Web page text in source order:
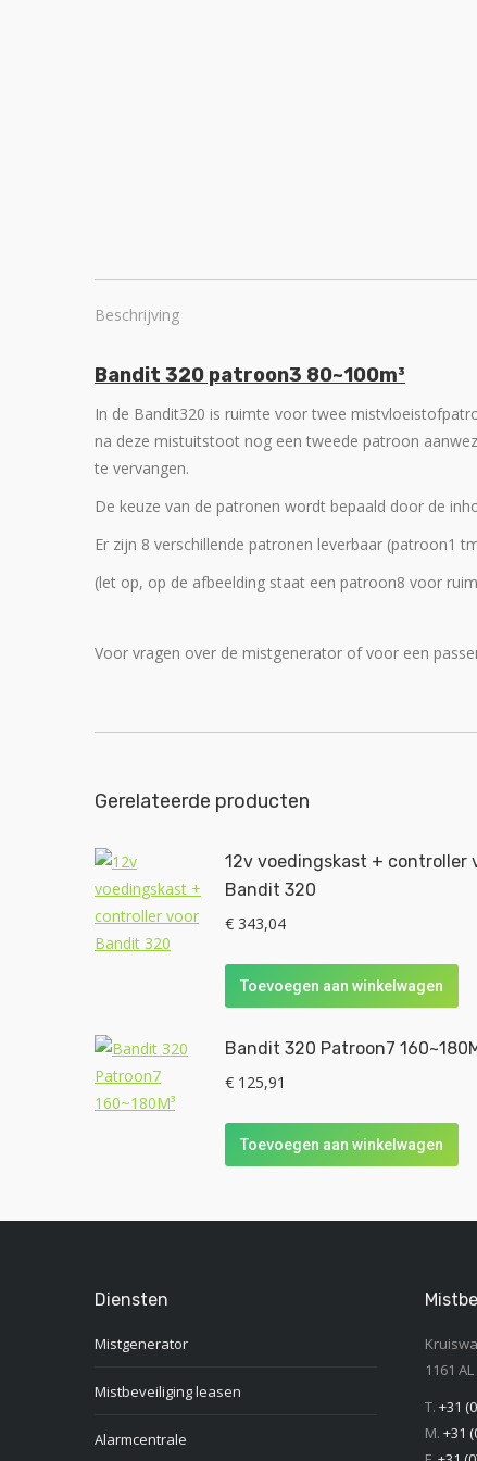
Beschrijving
Bandit 320 patroon3 80~100m³
In de Bandit320 is ruimte voor twee
na deze mistuitstoot nog een tweede patroon
te vervangen.
De keuze van de patronen wordt bepaald door de
Er zijn 8 verschillende patronen leverbaar (patroon1
(let op, op de afbeelding staat een patroon8 voor
Voor vragen over de mistgenerator of voor een
Gerelateerde producten
12v voedingskast + controller
Bandit 320
€ 343,04
Toevoegen aan winkelwagen
Bandit 320 Patroon7
€ 125,91
Toevoegen aan winkelwagen
Diensten
Mistgenerator
Mistbeveiliging leasen
Alarmcentrale
1161
T. +31
M. +31